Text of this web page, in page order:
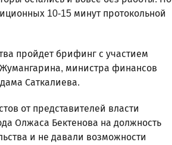
10-15 минут протокольной
пройдет брифинг с участием
министра финансов
Саткалиева.
от представителей власти
Олжаса Бектенова на должность
и не давали возможности